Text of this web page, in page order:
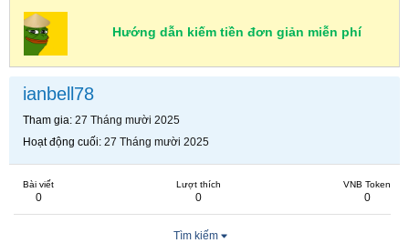
Hướng dẫn kiếm tiền đơn giản miễn phí
ianbell78
Tham gia 27 Tháng mười 2025
Hoạt động cuối 27 Tháng mười 2025
Bài viết
0
Lượt thích
0
VNB Token
0
Tìm kiếm